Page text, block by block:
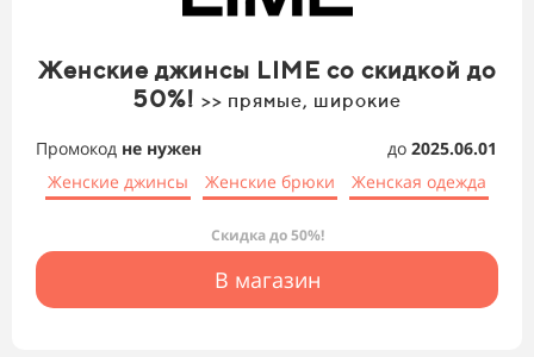
Женские джинсы LIME со скидкой до
50%! >> прямые, широкие
Промокод не нужен до 2025.06.01
Женские джинсы
Женские брюки Женская одежда
Скидка до 50%!
В магазин